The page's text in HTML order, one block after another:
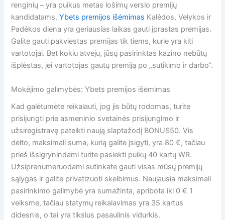
renginių – yra puikus metas lošimų verslo premijų
kandidatams.Ybets premijos išėmimas Kalėdos, Velykos ir
Padėkos diena yra geriausias laikas gauti įprastas premijas.
Galite gauti pakviestas premijas tik tiems, kurie yra kiti
vartotojai. Bet kokiu atveju, jūsų pasirinktas kazino nebūtų
išplėstas, jei vartotojas gautų premiją po „sutikimo ir darbo“.
Mokėjimo galimybės: Ybets premijos išėmimas
Kad galėtumėte reikalauti, jog jis būtų rodomas, turite
prisijungti prie asmeninio svetainės prisijungimo ir
užsiregistravę pateikti naują slaptažodį BONUS50. Vis
dėlto, maksimali suma, kurią galite įsigyti, yra 80 €, tačiau
prieš išsigrynindami turite pasiekti puikų 40 kartų WR.
Užsiprenumeruodami sutinkate gauti visas mūsų premijų
sąlygas ir galite privatizuoti skelbimus. Naujausia maksimali
pasirinkimo galimybė yra sumažinta, apribota iki 0 € 1
veiksme, tačiau statymų reikalavimas yra 35 kartus
didesnis, o tai yra tikslus pasaulinis vidurkis.